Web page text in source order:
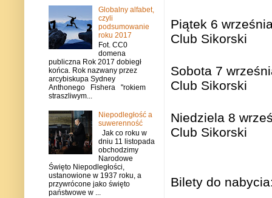
Piątek 6
Club Sikorski
Sobota 7
Club Sikorski
Niedziela 8
Club Sikorski
Bilety do
Globalny alfabet,
czyli
podsumowanie
roku 2017
Fot. CC0
domena
publiczna Rok 2017 dobiegł
końca. Rok nazwany przez
arcybiskupa Sydney
Anthonego Fishera "rokiem
straszliwym...
Niepodległość a
suwerenność
Jak co roku w
dniu 11 listopada
obchodzimy
Narodowe
Święto Niepodległości,
ustanowione w 1937 roku, a
przywrócone jako święto
państwowe w ...